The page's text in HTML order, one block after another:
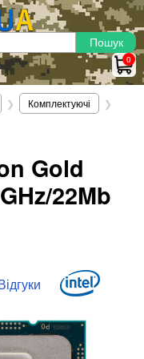
0
WhatsApp
❯ Комплектуючі
❯
Gold
22Mb